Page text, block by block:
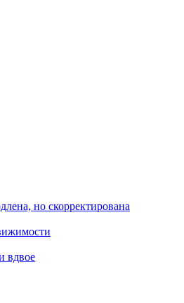
но скорректирована
вдвое